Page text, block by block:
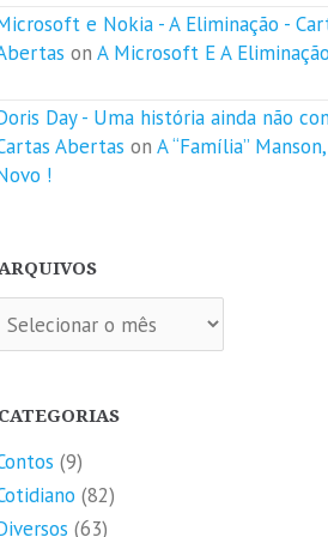
e Nokia - A Eliminação -
on A Microsoft E A Eliminação
Day - Uma história ainda não
Abertas on A “Família”
!
(9)
(82)
(63)